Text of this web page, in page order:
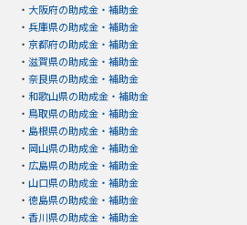
・ 大阪府の助成金・補助金
・ 兵庫県の助成金・補助金
・ 京都府の助成金・補助金
・ 滋賀県の助成金・補助金
・ 奈良県の助成金・補助金
・ 和歌山県の助成金・補助金
・ 鳥取県の助成金・補助金
・ 島根県の助成金・補助金
・ 岡山県の助成金・補助金
・ 広島県の助成金・補助金
・ 山口県の助成金・補助金
・ 徳島県の助成金・補助金
・ 香川県の助成金・補助金